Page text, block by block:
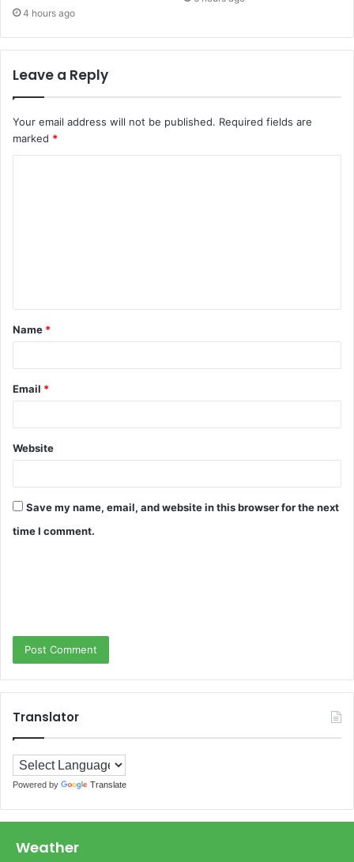
4 hours ago
Leave a Reply
Your email address will not be published. Required fields are
marked *
Name *
Email *
Website
Save my name, email, and website in this browser for the next
time I comment.
Translator
Powered by Translate
Weather